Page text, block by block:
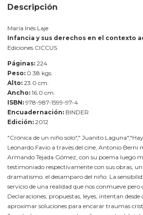
Descripción
María Inés Laje
Infancia y sus derechos en el contexto
Ediciones CICCUS
Páginas: 224
Peso: 0.38 kgs.
Alto: 23.0 cm.
Ancho: 16.0 cm.
ISBN: 978-987-1599-97-4
Encuadernación: BINDER
Edición: 2012
"Crónica de un niño solo"," Juanito
Leonardo Favio a través del cine, Antonio Berni
Armando Tejada Gómez, con su poema luego
testimoniado respectivamente con sus obras,
dramatismo: el desamparo del niño. La
servicio de una realidad que nos conmueve pero
Declaraciones, propuestas, leyes, intentan desde
aproximar soluciones para encarar traumas